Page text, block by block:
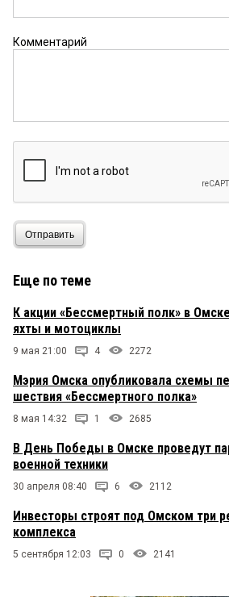
Комментарий
Отправить
Еще по теме
К акции «Бессмертный полк» в
яхты и мотоциклы
9 мая 21:00 4 2272
Мэрия Омска опубликовала схемы
шествия «Бессмертного полка»
8 мая 14:32 1 2685
В День Победы в Омске проведут
военной техники
30 апреля 08:40 6 2112
Инвесторы строят под Омском три
комплекса
5 сентября 12:03 0 2141